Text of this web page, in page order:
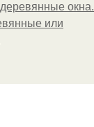
окна.
или